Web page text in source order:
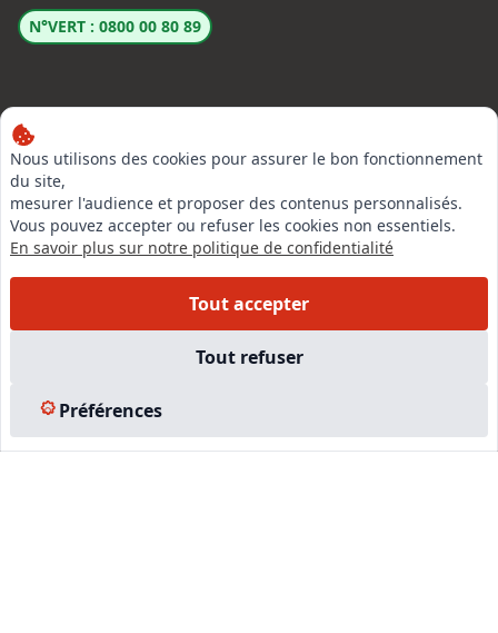
Nous utilisons des cookies pour assurer le bon fonctionnement
du site,
mesurer l'audience et proposer des contenus personnalisés.
Vous pouvez accepter ou refuser les cookies non essentiels.
En savoir plus sur notre politique de confidentialité
Tout accepter
Tout refuser
Préférences
N°VERT : 0800 00 80 89
LinkedIn
Instagram
Facebook
EN SAVOIR PLUS
Formations
Nous rejoindre